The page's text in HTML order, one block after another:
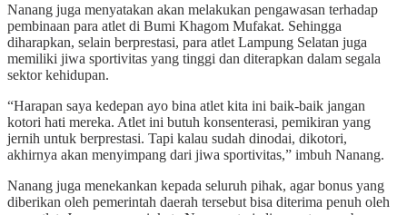
Nanang juga menyatakan akan melakukan pengawasan terhadap
pembinaan para atlet di Bumi Khagom Mufakat. Sehingga
diharapkan, selain berprestasi, para atlet Lampung Selatan juga
memiliki jiwa sportivitas yang tinggi dan diterapkan dalam segala
sektor kehidupan.
“Harapan saya kedepan ayo bina atlet kita ini baik-baik jangan
kotori hati mereka. Atlet ini butuh konsenterasi, pemikiran yang
jernih untuk berprestasi. Tapi kalau sudah dinodai, dikotori,
akhirnya akan menyimpang dari jiwa sportivitas,” imbuh Nanang.
Nanang juga menekankan kepada seluruh pihak, agar bonus yang
diberikan oleh pemerintah daerah tersebut bisa diterima penuh oleh